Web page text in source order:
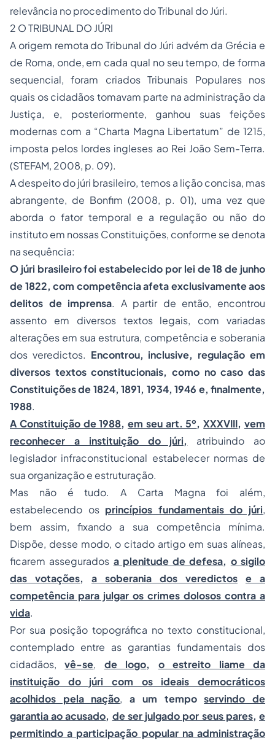
relevância no procedimento do Tribunal do Júri.
2 O TRIBUNAL DO JÚRI
A origem remota do Tribunal do Júri advém da Grécia e
de Roma, onde, em cada qual no seu tempo, de forma
sequencial, foram criados Tribunais Populares nos
quais os cidadãos tomavam parte na administração da
Justiça, e, posteriormente, ganhou suas feições
modernas com a “Charta Magna Libertatum” de 1215,
imposta pelos lordes ingleses ao Rei João Sem-Terra.
(STEFAM, 2008, p. 09).
A despeito do júri brasileiro, temos a lição concisa, mas
abrangente, de Bonfim (2008, p. 01), uma vez que
aborda o fator temporal e a regulação ou não do
instituto em nossas Constituições, conforme se denota
na sequência:
O júri brasileiro foi estabelecido por lei de 18 de junho
de 1822, com competência afeta exclusivamente aos
delitos de imprensa. A partir de então, encontrou
assento em diversos textos legais, com variadas
alterações em sua estrutura, competência e soberania
dos veredictos. Encontrou, inclusive, regulação em
diversos textos constitucionais, como no caso das
Constituições de 1824, 1891, 1934, 1946 e, finalmente,
1988.
A Constituição de 1988,em seu art. 5º,XXXVIII,vem
reconhecer a instituição do júri,
atribuindo ao
legislador infraconstitucional estabelecer normas de
sua organização e estruturação.
Mas não é tudo. A Carta Magna foi além,
estabelecendo os princípios fundamentais do júri,
bem assim, fixando a sua competência mínima.
Dispõe, desse modo, o citado artigo em suas alíneas,
ficarem assegurados a plenitude de defesa, o sigilo
das votações, a soberania dos veredictos
e a
competência para julgar os crimes dolosos contra a
vida.
Por sua posição topográfica no texto constitucional,
contemplado entre as garantias fundamentais dos
cidadãos,vê-se, de logo,
o estreito liame da
instituição do júri com os ideais democráticos
acolhidos pela nação,a um tempo servindo de
garantia ao acusado, de ser julgado por seus pares,e
permitindo a participação popular na administração